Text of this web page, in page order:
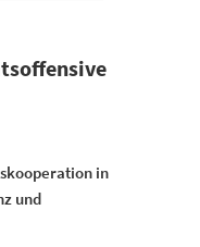
in
und